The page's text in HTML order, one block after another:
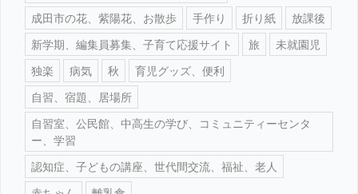
成田市の花、紫陽花、お散歩
手作り 折り紙
放課後
新学期、編集員募集、子育て応援サイト
旅
未就園児
独楽
病気 秋
育児グッズ、便利
自習、宿題、居場所
自習室、公民館、中高生の学び、コミュニティーセンタ
ー、学習
認知症、子どもの講座、世代間交流、福祉、老人